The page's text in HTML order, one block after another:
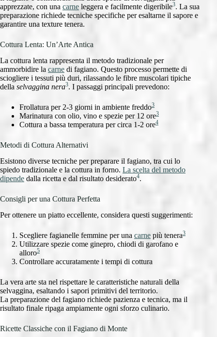
apprezzate, con una carne leggera e facilmente digeribile3. La sua
preparazione richiede tecniche specifiche per esaltarne il sapore e
garantire una texture tenera.
Cottura Lenta: Un’Arte Antica
La cottura lenta rappresenta il metodo tradizionale per
ammorbidire la carne di fagiano. Questo processo permette di
sciogliere i tessuti più duri, rilassando le fibre muscolari tipiche
della selvaggina nera3. I passaggi principali prevedono:
Frollatura per 2-3 giorni in ambiente freddo3
Marinatura con olio, vino e spezie per 12 ore3
Cottura a bassa temperatura per circa 1-2 ore4
Metodi di Cottura Alternativi
Esistono diverse tecniche per preparare il fagiano, tra cui lo
spiedo tradizionale e la cottura in forno. La scelta del metodo
dipende dalla ricetta e dal risultato desiderato4.
Consigli per una Cottura Perfetta
Per ottenere un piatto eccellente, considera questi suggerimenti:
Scegliere fagianelle femmine per una carne più tenera3
Utilizzare spezie come ginepro, chiodi di garofano e
alloro5
Controllare accuratamente i tempi di cottura
La vera arte sta nel rispettare le caratteristiche naturali della
selvaggina, esaltando i sapori primitivi del territorio.
La preparazione del fagiano richiede pazienza e tecnica, ma il
risultato finale ripaga ampiamente ogni sforzo culinario.
Ricette Classiche con il Fagiano di Monte